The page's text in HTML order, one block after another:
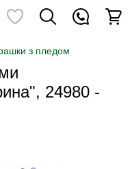
з пледом
24980 -